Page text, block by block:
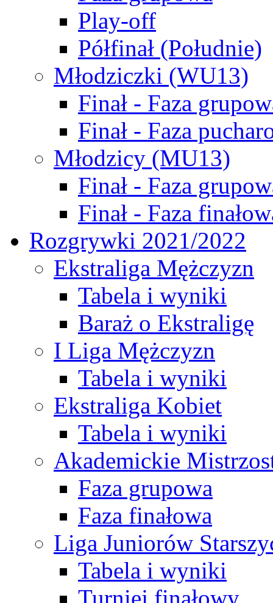
Play-off
Półfinał (Południe)
Młodziczki (WU13)
Finał - Faza
Finał - Faza
Młodzicy (MU13)
Finał - Faza
Finał - Faza
Rozgrywki 2021/2022
Ekstraliga Mężczyzn
Tabela i wyniki
Baraż o Ekstraligę
I Liga Mężczyzn
Tabela i wyniki
Ekstraliga Kobiet
Tabela i wyniki
Akademickie
Faza grupowa
Faza finałowa
Liga Juniorów
Tabela i wyniki
Turniej finałowy